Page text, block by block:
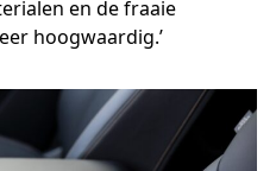
en de fraaie
hoogwaardig.’